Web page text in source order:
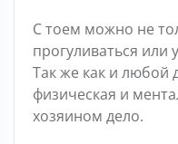
С тоем можно не
прогуливаться или
Так же как и любой
физическая и
хозяином дело.